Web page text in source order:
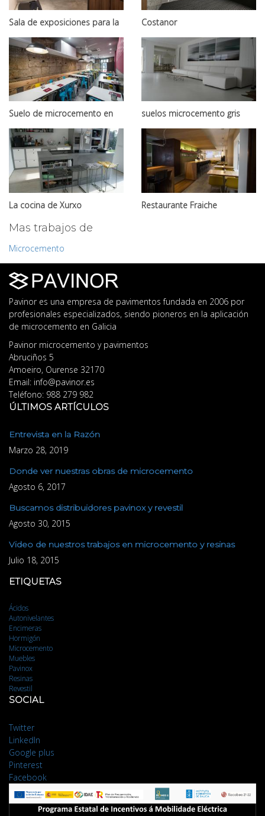
Sala de exposiciones para la
Costanor
Suelo de microcemento en
pizzeria Bonna en O
Carballiño
suelos microcemento gris
claro
La cocina de Xurxo Restaurante Fraiche
Mas trabajos de
Microcemento
Pavinor es una empresa de pavimentos fundada en 2006 por
profesionales especializados, siendo pioneros en la aplicación
de microcemento en Galicia
Pavinor microcemento y pavimentos
Abruciños 5
Amoeiro, Ourense 32170
Email: info@pavinor.es
Teléfono: 988 279 982
ÚLTIMOS ARTÍCULOS
Entrevista en la Razón
Marzo 28, 2019
Donde ver nuestras obras de microcemento
Agosto 6, 2017
Buscamos distribuidores pavinox y revestil
Agosto 30, 2015
Video de nuestros trabajos en microcemento y resinas
Julio 18, 2015
ETIQUETAS
Ácidos
Autonivelantes
Encimeras
Hormigón
Microcemento
Muebles
Pavinox
Resinas
Revestil
SOCIAL
Twitter
LinkedIn
Google plus
Pinterest
Facebook